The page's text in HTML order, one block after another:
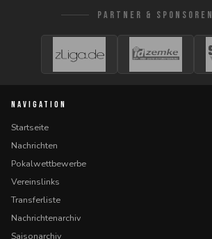
PARTNER & SPONSOREN
NAVIGATION
Startseite
Nachrichten
Pokalwettbewerbe
Vereinslinks
Transferliste
Nachrichtenarchiv
Saisonarchiv